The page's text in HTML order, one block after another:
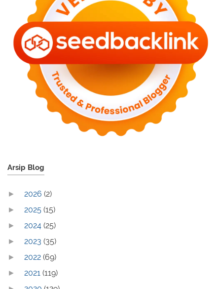
Arsip Blog
► 2026 (2)
► 2025 (15)
► 2024 (25)
► 2023 (35)
► 2022 (69)
► 2021 (119)